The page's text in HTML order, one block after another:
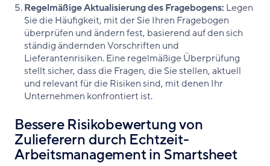
Regelmäßige Aktualisierung des Fragebogens: Legen
Sie die Häufigkeit, mit der Sie Ihren Fragebogen
überprüfen und ändern fest, basierend auf den sich
ständig ändernden Vorschriften und
Lieferantenrisiken. Eine regelmäßige Überprüfung
stellt sicher, dass die Fragen, die Sie stellen, aktuell
und relevant für die Risiken sind, mit denen Ihr
Unternehmen konfrontiert ist.
Bessere Risikobewertung von
Zulieferern durch Echtzeit-
Arbeitsmanagement in Smartsheet